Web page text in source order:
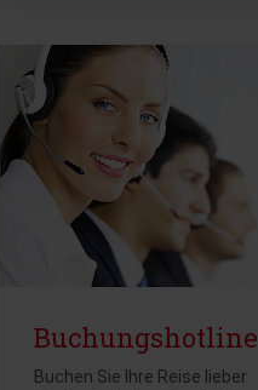
Buchungshotline
Buchen Sie Ihre Reise lieber